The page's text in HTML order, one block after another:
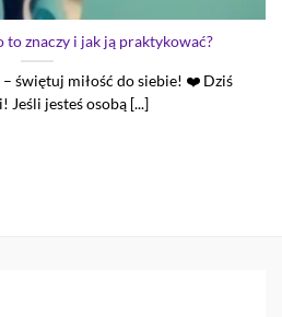
to znaczy i jak ją praktykować?
świętuj miłość do siebie! ❤️ Dziś
Jeśli jesteś osobą [...]